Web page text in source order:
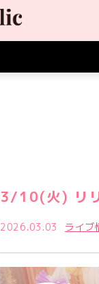
3/10(火) リ
2026.03.03 ライブ